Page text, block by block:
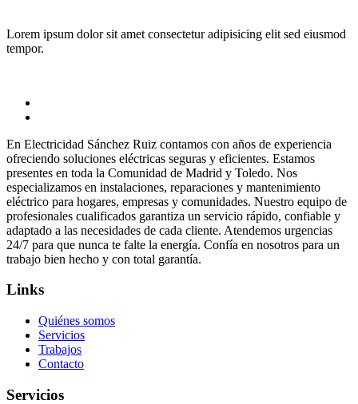
Lorem ipsum dolor sit amet consectetur adipisicing elit sed eiusmod
tempor.
En Electricidad Sánchez Ruiz contamos con años de experiencia
ofreciendo soluciones eléctricas seguras y eficientes. Estamos
presentes en toda la Comunidad de Madrid y Toledo. Nos
especializamos en instalaciones, reparaciones y mantenimiento
eléctrico para hogares, empresas y comunidades. Nuestro equipo de
profesionales cualificados garantiza un servicio rápido, confiable y
adaptado a las necesidades de cada cliente. Atendemos urgencias
24/7 para que nunca te falte la energía. Confía en nosotros para un
trabajo bien hecho y con total garantía.
Links
Quiénes somos
Servicios
Trabajos
Contacto
Servicios